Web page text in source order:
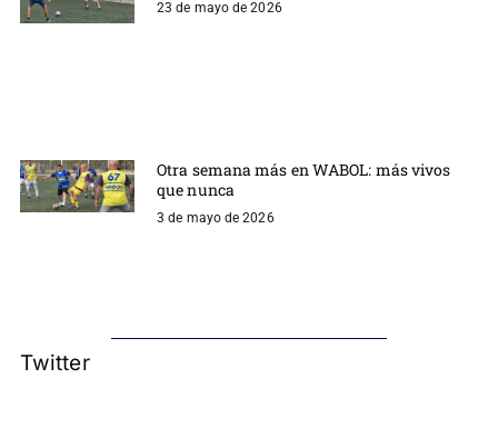
23 de mayo de 2026
Otra semana más en WABOL: más vivos
que nunca
3 de mayo de 2026
Twitter